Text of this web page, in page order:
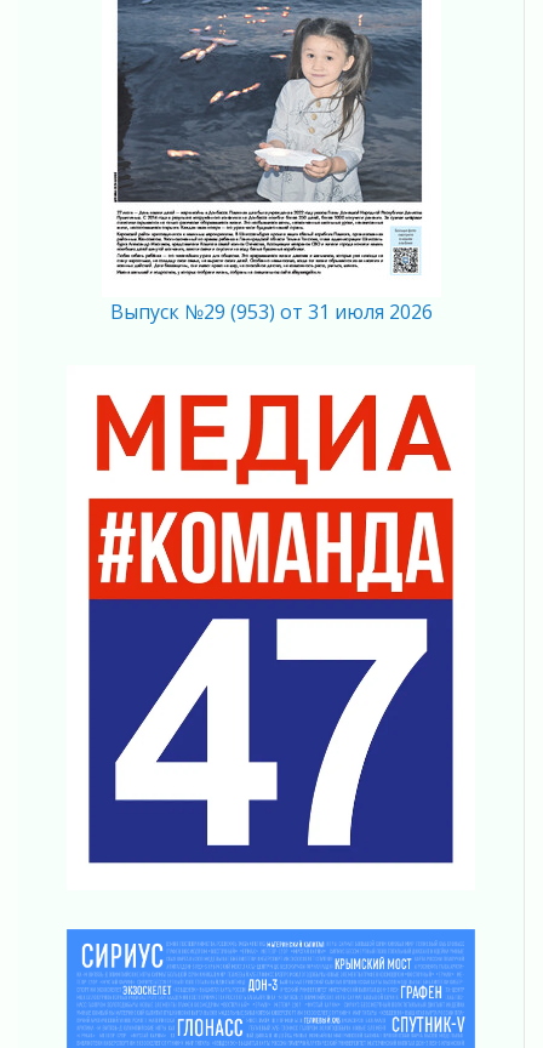
01 августа 2026
Болезнь девственниц и вампиров
01 августа 2026
Безмолвный крик о помощи
01 августа 2026
В музей всей семьёй
01 августа 2026
Без заявлений и очередей
01 августа 2026
01 августа 2026
Айда на пляж!
01 августа 2026
Один в поле — не воин
Пик топливного кризиса в регионе прошёл
31 июля 2026
О мужестве, долге и стойкости
31 июля 2026
Ленинградцы — бойцам «Барс-Ленинградец»
Маршрутами будущего — к заветной цели
31 июля 2026
«Корвет» на страже
С рабочим визитом
В Шлиссельбурге прошла акция «Белый
кораблик Памяти»
31 июля 2026
Новые возможности для творчества
31 июля 2026
Выпуск №29 (953) от 31 июля 2026